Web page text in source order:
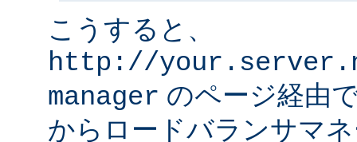
こうすると、
http://
manager のページ経由
からロードバランサマ